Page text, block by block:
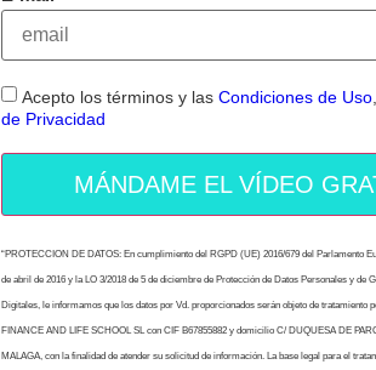
Acepto los términos y las Condiciones de Uso
de Privacidad
MÁNDAME EL VÍDEO
“PROTECCION DE DATOS: En cumplimiento del RGPD (UE) 2016/679 del Parlamento
de abril de 2016 y la LO 3/2018 de 5 de diciembre de Protección de Datos Personales y de
Digitales, le informamos que los datos por Vd. proporcionados serán objeto de tratamiento
FINANCE AND LIFE SCHOOL SL con CIF B67855882 y domicilio C/ DUQUESA DE
MALAGA, con la finalidad de atender su solicitud de información. La base legal para el